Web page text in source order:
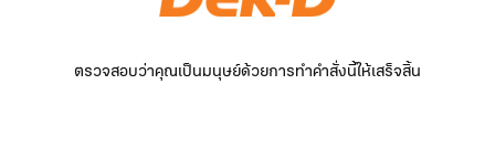
ตรวจสอบว่าคุณเป็นมนุษย์ด้วยการทำคำสั่งนี้ให้เสร็จสิ้น